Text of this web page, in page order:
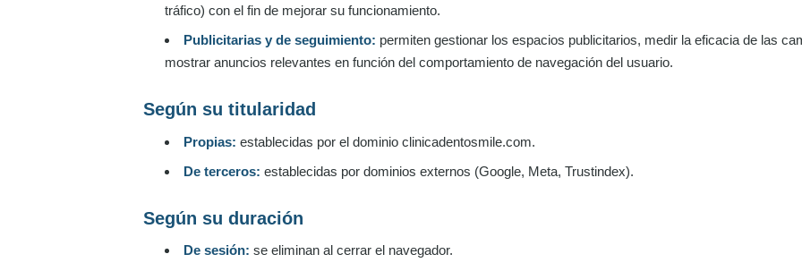
tráfico) con el fin de mejorar su funcionamiento.
Publicitarias y de seguimiento: permiten gestionar los espacios publicitarios, medir la eficacia de las
mostrar anuncios relevantes en función del comportamiento de navegación del usuario.
Según su titularidad
Propias: establecidas por el dominio clinicadentosmile.com.
De terceros: establecidas por dominios externos (Google, Meta, Trustindex).
Según su duración
De sesión: se eliminan al cerrar el navegador.